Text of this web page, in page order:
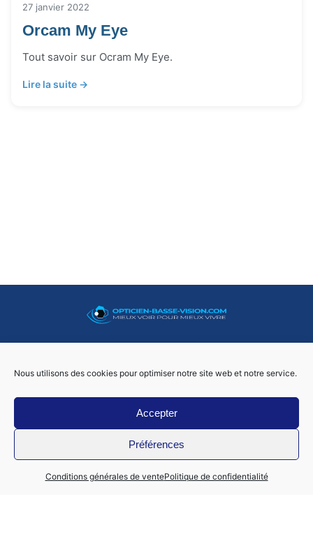
Nous utilisons des cookies pour optimiser notre site web et notre service.
Accepter
Préférences
Conditions générales de ventePolitique de confidentialité
27 janvier 2022
Orcam My Eye
Tout savoir sur Ocram My Eye.
Lire la suite →
Nous contacter